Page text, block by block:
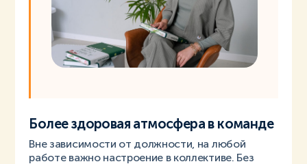
Более здоровая атмосфера в команде
Вне зависимости от должности, на любой
работе важно настроение в коллективе. Без